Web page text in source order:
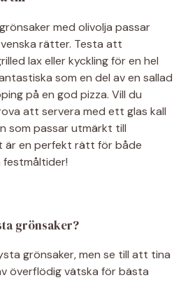
med olivolja passar
rätter. Testa att
lax eller kyckling för en hel
som en del av en sallad
på en god pizza. Vill du
att servera med ett glas kall
som passar utmärkt till
är en perfekt rätt för både
festmåltider!
grönsaker?
grönsaker, men se till att tina
överflödig vätska för bästa